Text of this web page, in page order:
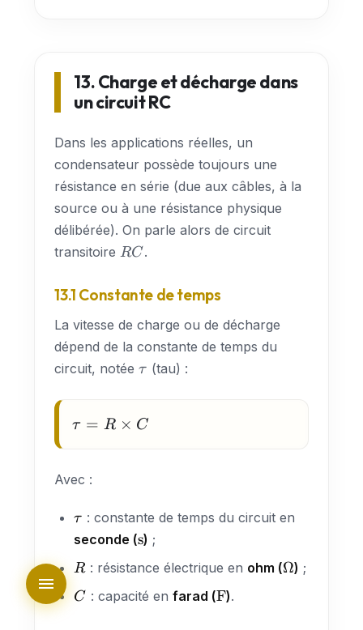
13. Charge et décharge dans
un circuit RC
Dans les applications réelles, un
condensateur possède toujours une
résistance en série (due aux câbles, à la
source ou à une résistance physique
délibérée). On parle alors de circuit
transitoire RC
RC.
13.1 Constante de temps
La vitesse de charge ou de décharge
dépend de la constante de temps du
circuit, notée\tau
τ (tau) :
\tau
C
τ = R × C
Avec :
\tau
τ : constante de temps du circuit en
seconde (\text{s}
s) ;
R
R: résistance électrique en ohm (\Omega
Ω) ;
C
C : capacité en farad (\text{F}
F).